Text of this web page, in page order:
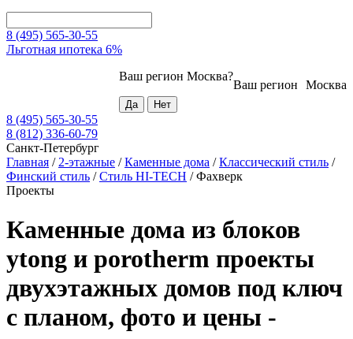
8 (495) 565-30-55
Льготная ипотека 6%
Москва
Ваш регион
Ваш регион Москва?
8 (495) 565-30-55
8 (812) 336-60-79
Санкт-Петербург
Главная / 2-этажные /Каменные дома /Классический стиль /
Финский стиль /Стиль HI-TECH /Фахверк
Проекты
Каменные дома из блоков
ytong и porotherm проекты
двухэтажных домов под ключ
с планом, фото и цены -